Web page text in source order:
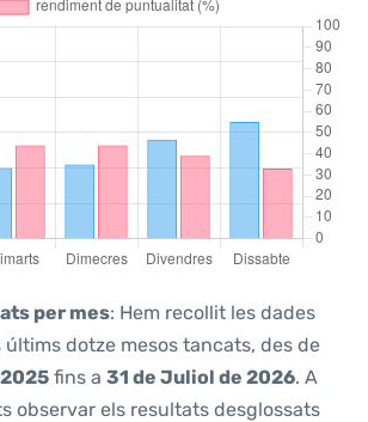
per mes: Hem recollit les dades
dotze mesos tancats, des de
fins a 31 de Juliol de 2026. A
observar els resultats desglossats